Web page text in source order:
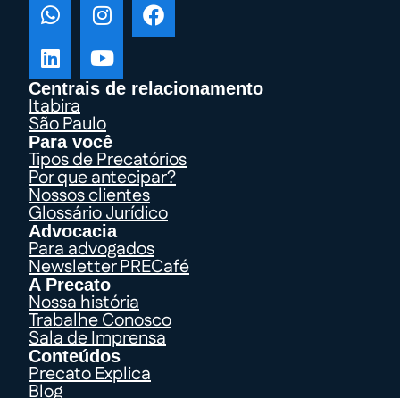
Centrais de relacionamento
Itabira
São Paulo
Para você
Tipos de Precatórios
Por que antecipar?
Nossos clientes
Glossário Jurídico
Advocacia
Para advogados
Newsletter PRECafé
A Precato
Nossa história
Trabalhe Conosco
Sala de Imprensa
Conteúdos
Precato Explica
Blog